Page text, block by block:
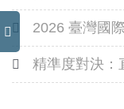
2026 臺灣國
精準度對決：